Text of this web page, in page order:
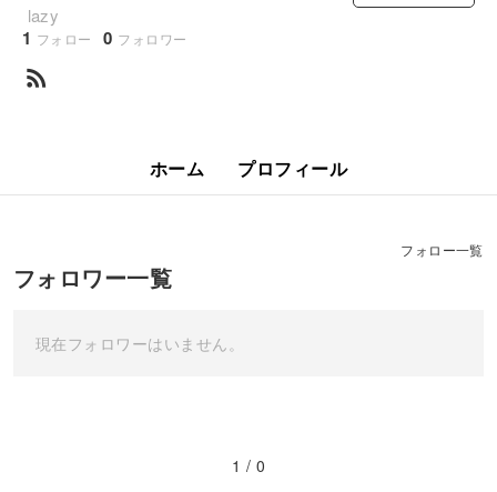
lazy
1 フォロー 0 フォロワー
rss_feed
ホーム プロフィール
フォロワー一覧
フォロー一覧
現在フォロワーはいません。
1 / 0